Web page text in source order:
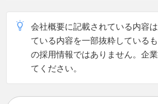
会社概要に記載されている内容
ている内容を一部抜粋している
の採用情報ではありません。企
てください。